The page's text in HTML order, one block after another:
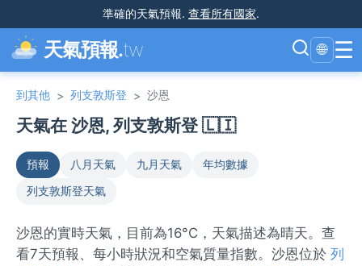
準確的天氣預報. 查看所有國家.
天氣預報.tw 🌐 ☰
到其他 > 列支敦斯登 > 沙恩
天氣在 沙恩, 列支敦斯登 🇱🇮
預報 八月天氣 九月天氣
年均數據
列支敦斯登天氣
沙恩的實時天氣，目前為16°C，天氣描述為晴天。查
看7天預報、每小時狀況和空氣質量指數。沙恩位於 列